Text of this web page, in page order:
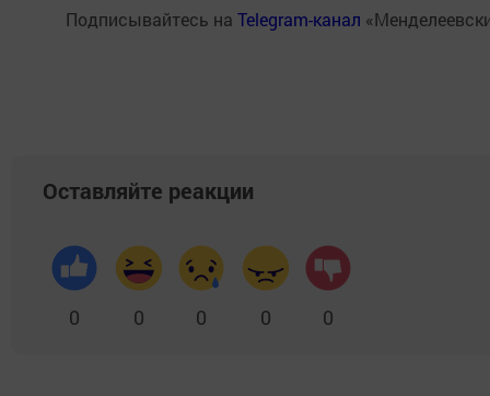
Подписывайтесь на Telegram-канал
Оставляйте реакции
0 0 0 0 0